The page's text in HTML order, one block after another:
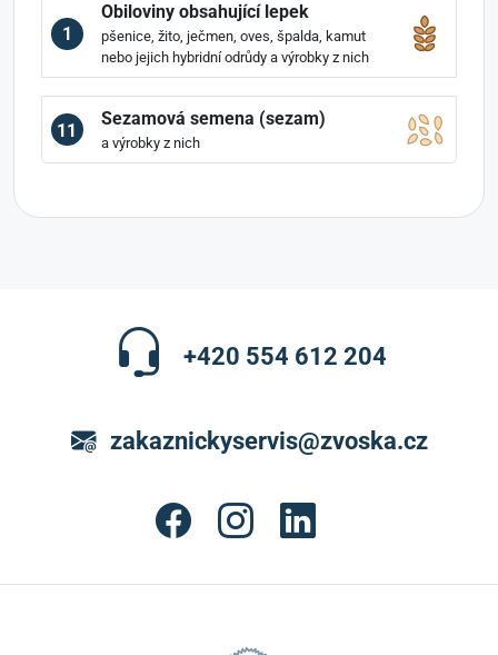
1
Obiloviny obsahující lepek
pšenice, žito, ječmen, oves, špalda, kamut
nebo jejich hybridní odrůdy a výrobky z nich
11
Sezamová semena (sezam)
a výrobky z nich
+420 554 612 204
zakaznickyservis@zvoska.cz